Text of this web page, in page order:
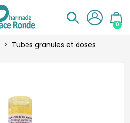
0
Tubes granules et doses